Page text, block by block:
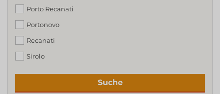
Porto Recanati
Portonovo
Recanati
Sirolo
Suche